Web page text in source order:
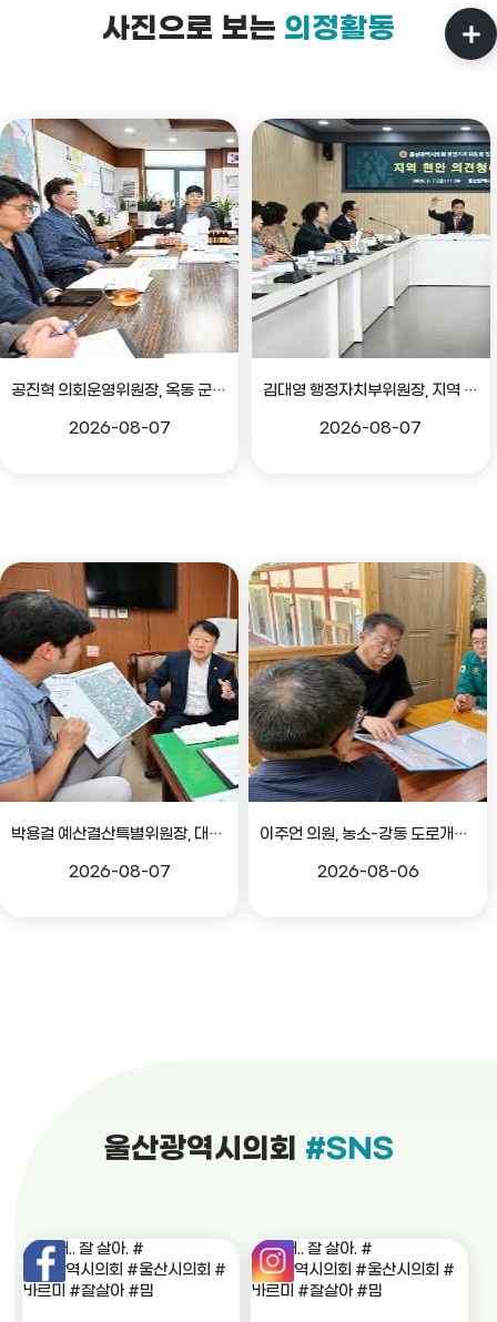
사진으로 보는 의정활동
공진혁 의회운영위원장, 옥동 군부대 이전지 양동마을 주민지원사업 점검
2026-08-07
김대영 행정자치부위원장, 지역 현안 의견 청취 간담회
2026-08-07
박용걸 예산결산특별위원장, 대공원로 확장공사 현안점검 간담회
2026-08-07
이주언 의원, 농소-강동 도로개설 민원 현장 점검
2026-08-06
울산광역시의회 #SNS